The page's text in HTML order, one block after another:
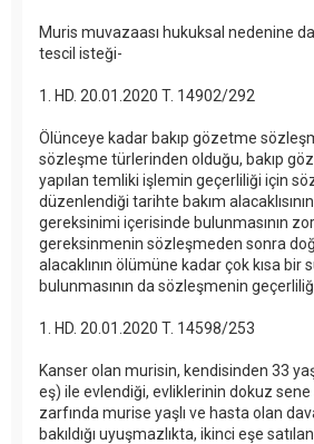
Muris muvazaası hukuksal nedenine
tescil isteği-
1. HD. 20.01.2020 T. 14902/292
Ölünceye kadar bakıp gözetme
sözleşme türlerinden olduğu, bakıp
yapılan temliki işlemin geçerliliği için
düzenlendiği tarihte bakım
gereksinimi içerisinde bulunmasının
gereksinmenin sözleşmeden sonra
alacaklının ölümüne kadar çok kısa bir
bulunmasının da sözleşmenin
1. HD. 20.01.2020 T. 14598/253
Kanser olan murisin, kendisinden 33
eş) ile evlendiği, evliklerinin dokuz
zarfında murise yaşlı ve hasta olan
bakıldığı uyuşmazlıkta, ikinci eşe